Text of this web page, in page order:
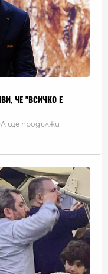
ЧЕ "ВСИЧКО Е
ще продължи